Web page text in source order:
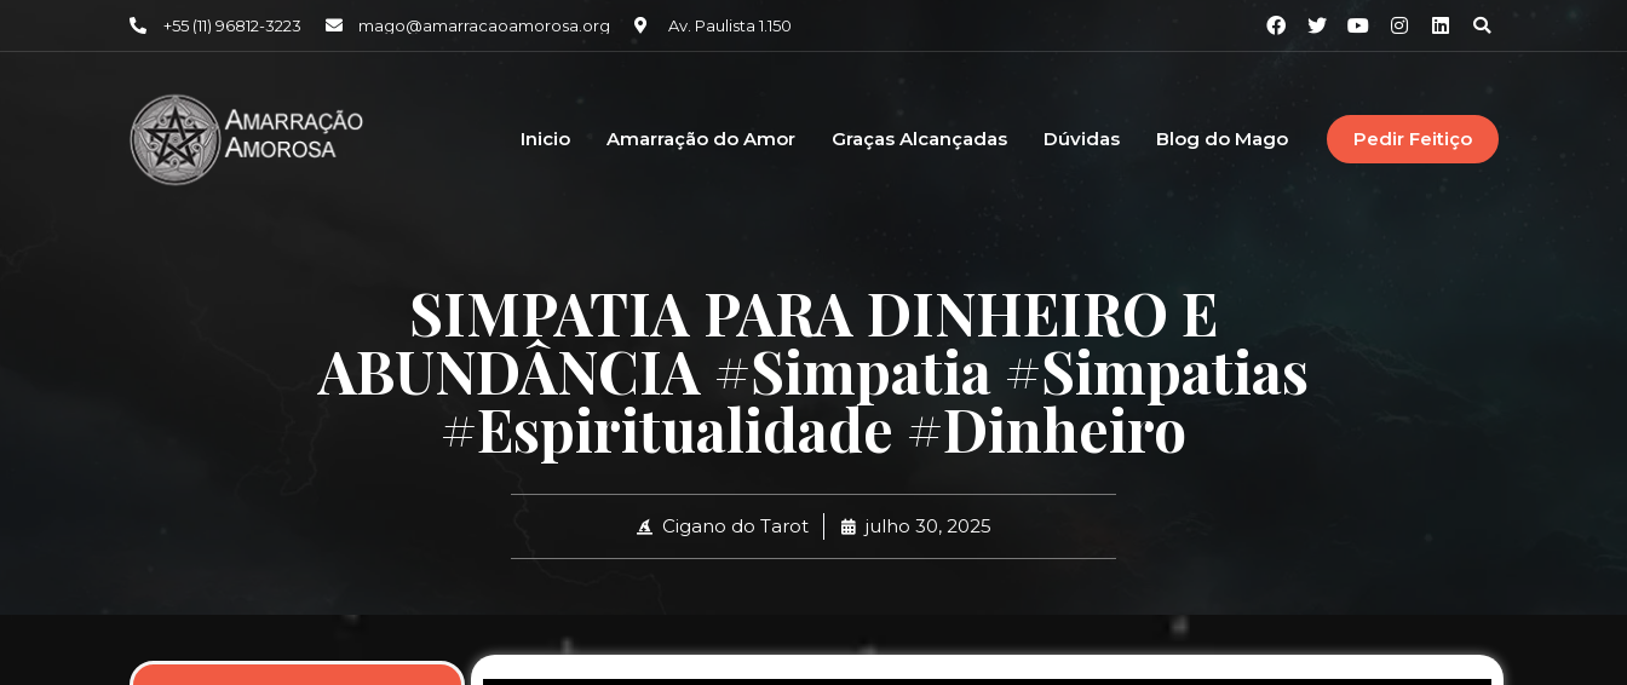
+55 (11) 96812-3223 mago@amarracaoamorosa.org Av. Paulista 1.150
Inicio Amarração do Amor Graças Alcançadas Dúvidas Blog do Mago Pedir Feitiço
SIMPATIA PARA DINHEIRO E
ABUNDÂNCIA #simpatia #simpatias
#espiritualidade #dinheiro
Cigano do Tarot julho 30, 2025